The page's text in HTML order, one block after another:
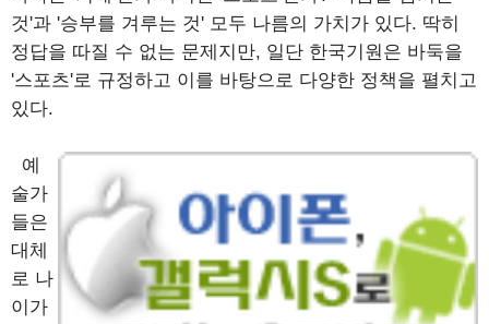
것'과 '승부를 겨루는 것' 모두 나름의 가치가 있다. 딱히
정답을 따질 수 없는 문제지만, 일단 한국기원은 바둑을
'스포츠'로 규정하고 이를 바탕으로 다양한 정책을 펼치고
있다.
예
술가
들은
대체
로 나
이가